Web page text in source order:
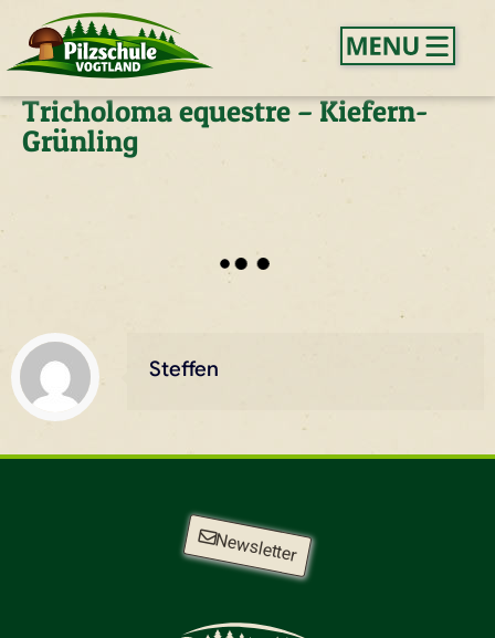
Tricholoma equestre – Kiefern-
Grünling
Steffen
Newsletter